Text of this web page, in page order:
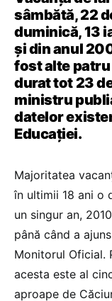
sâmbătă, 22
duminică, 13
și din anul
fost alte patru
durat tot 23
ministru
datelor
Educației.
Majoritatea
în ultimii 18 ani o
un singur an,
până când a
Monitorul Oficial.
acesta este al
aproape de